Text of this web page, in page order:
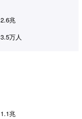
2.6兆
3.5万人
1.1兆